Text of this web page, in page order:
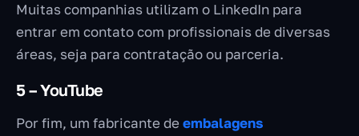
Muitas companhias utilizam o LinkedIn para
entrar em contato com profissionais de diversas
áreas, seja para contratação ou parceria.
5 – YouTube
Por fim, um fabricante de embalagens